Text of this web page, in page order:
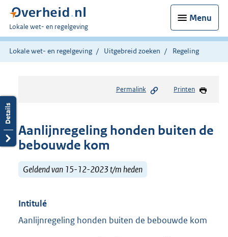
Menu
U
bent
hier:
Lokale wet- en regelgeving
Lokale wet- en regelgeving Uitgebreid zoeken Regeling
Permalink Printen
Aanlijnregeling honden buiten de
bebouwde kom
Geldend van 15-12-2023 t/m heden
Intitulé
Aanlijnregeling honden buiten de bebouwde kom